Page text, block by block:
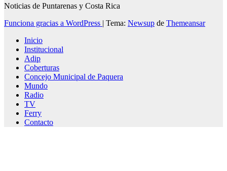
Noticias de Puntarenas y Costa Rica
Funciona gracias a WordPress | Tema: Newsup de Themeansar
Inicio
Institucional
Adip
Coberturas
Concejo Municipal de Paquera
Mundo
Radio
TV
Ferry
Contacto